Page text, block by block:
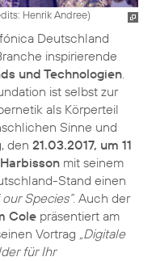
Henrik Andree)
Deutschland
inspirierende
und Technologien
ist selbst zur
als Körperteil
Sinne und
den 21.03.2017, um 11
mit seinem
Stand einen
our Species“. Auch der
Cole präsentiert am
Vortrag „Digitale
für Ihr